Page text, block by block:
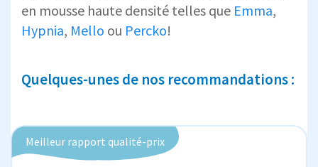
en mousse haute densité telles que Emma,
Hypnia, Mello ou Percko!
Quelques-unes de nos recommandations :
Meilleur rapport qualité-prix